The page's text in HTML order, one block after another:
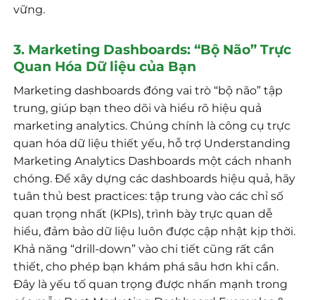
vững.
3. Marketing Dashboards: “Bộ Não” Trực
Quan Hóa Dữ liệu của Bạn
Marketing dashboards đóng vai trò “bộ não” tập
trung, giúp bạn theo dõi và hiểu rõ hiệu quả
marketing analytics. Chúng chính là công cụ trực
quan hóa dữ liệu thiết yếu, hỗ trợ Understanding
Marketing Analytics Dashboards một cách nhanh
chóng. Để xây dựng các dashboards hiệu quả, hãy
tuân thủ best practices: tập trung vào các chỉ số
quan trọng nhất (KPIs), trình bày trực quan dễ
hiểu, đảm bảo dữ liệu luôn được cập nhật kịp thời.
Khả năng “drill-down” vào chi tiết cũng rất cần
thiết, cho phép bạn khám phá sâu hơn khi cần.
Đây là yếu tố quan trọng được nhấn mạnh trong